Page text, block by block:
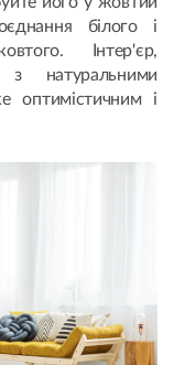
білого і
Інтер'єр,
натуральними
оптимістичним і